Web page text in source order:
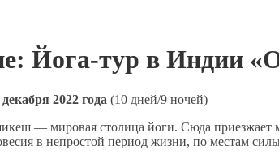
Йога-тур в Индии
2022 года (10 дней/9 ночей)
— мировая столица йоги. Сюда приезжает
в непростой период жизни, по местам